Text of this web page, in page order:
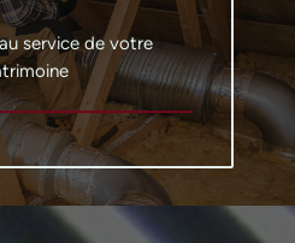
service de votre